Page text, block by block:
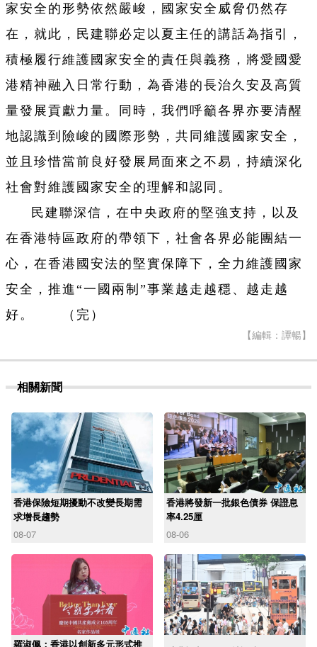
家安全的形勢依然嚴峻，國家安全威脅仍然存
在，就此，民建聯必定以夏主任的講話為指引，
積極履行維護國家安全的責任與義務，將愛國愛
港精神融入日常行動，為香港的長治久安及高質
量發展貢獻力量。同時，我們呼籲各界亦要清醒
地認識到險峻的國際形勢，共同維護國家安全，
並且珍惜當前良好發展局面來之不易，持續深化
社會對維護國家安全的理解和認同。
民建聯深信，在中央政府的堅強支持，以及
在香港特區政府的帶領下，社會各界必能團結一
心，在香港國安法的堅實保障下，全力維護國家
安全，推進“一國兩制”事業越走越穩、越走越
好。 （完）
【編輯：譚暢】
相關新聞
香港保險短期擾動不改變長期需
求增長趨勢
08-07
香港將發新一批銀色債券 保證息
率4.25厘
08-06
羅淑佩：香港以創新多元形式推